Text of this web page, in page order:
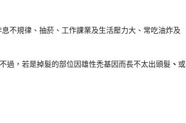
不規律、抽菸、工作課業及生活壓力大、常吃油炸及
過，若是掉髮的部位因雄性禿基因而長不太出頭髮 、 或